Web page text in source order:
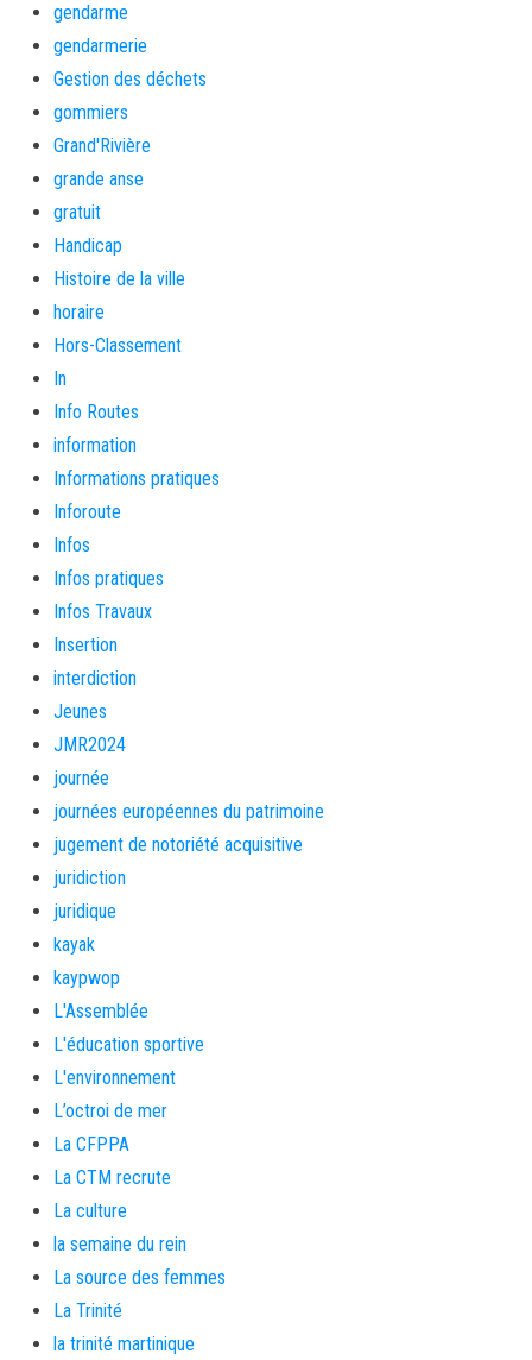
gendarme
gendarmerie
Gestion des déchets
gommiers
Grand'Rivière
grande anse
gratuit
Handicap
Histoire de la ville
horaire
Hors-Classement
In
Info Routes
information
Informations pratiques
Inforoute
Infos
Infos pratiques
Infos Travaux
Insertion
interdiction
Jeunes
JMR2024
journée
journées européennes du patrimoine
jugement de notoriété acquisitive
juridiction
juridique
kayak
kaypwop
L'Assemblée
L'éducation sportive
L'environnement
L’octroi de mer
La CFPPA
La CTM recrute
La culture
la semaine du rein
La source des femmes
La Trinité
la trinité martinique